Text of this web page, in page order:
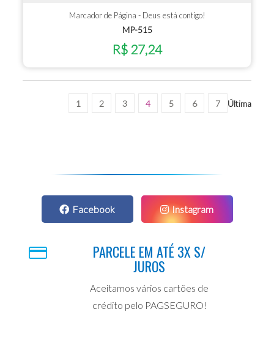
Marcador de Página - Deus está contigo!
MP-515
R$ 27,24
1 2 3 4 5 6 7 Última
Facebook Instagram
PARCELE EM ATÉ 3X S/
JUROS
Aceitamos vários cartões de
crédito pelo PAGSEGURO!